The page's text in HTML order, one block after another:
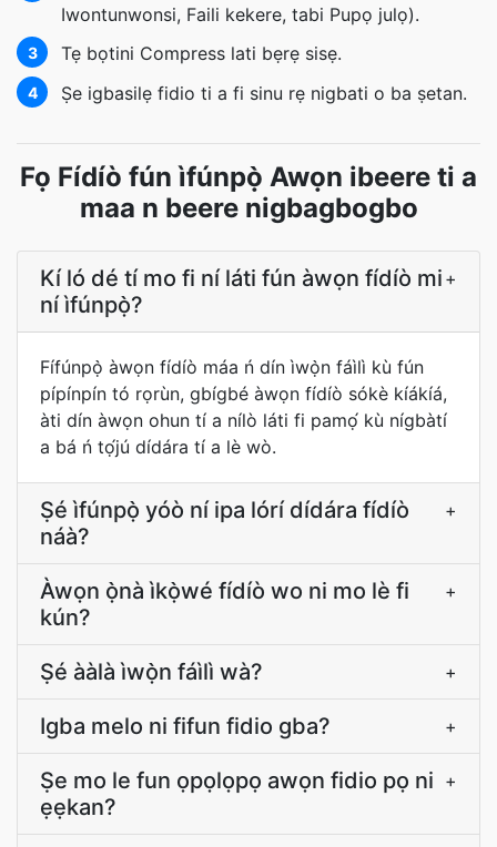
Iwontunwonsi, Faili kekere, tabi Pupọ julọ).
3 Tẹ bọtini Compress lati bẹrẹ sisẹ.
4 Ṣe igbasilẹ fidio ti a fi sinu rẹ nigbati o ba ṣetan.
Fọ Fídíò fún ìfúnpọ̀ Awọn ibeere ti a
maa n beere nigbagbogbo
Kí ló dé tí mo fi ní láti fún àwọn fídíò mi
ní ìfúnpọ̀?
+
Fífúnpọ̀ àwọn fídíò máa ń dín ìwọ̀n fáìlì kù fún
pípínpín tó rọrùn, gbígbé àwọn fídíò sókè kíákíá,
àti dín àwọn ohun tí a nílò láti fi pamọ́ kù nígbàtí
a bá ń tọ́jú dídára tí a lè wò.
Ṣé ìfúnpọ̀ yóò ní ipa lórí dídára fídíò
náà?
+
Àwọn ọ̀nà ìkọ̀wé fídíò wo ni mo lè fi
kún?
+
Ṣé ààlà ìwọ̀n fáìlì wà? +
Igba melo ni fifun fidio gba? +
Ṣe mo le fun ọpọlọpọ awọn fidio pọ ni
ẹẹkan?
+